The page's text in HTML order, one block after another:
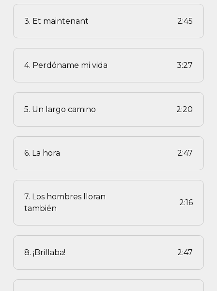
3. Et maintenant 2:45
4. Perdóname mi vida 3:27
5. Un largo camino 2:20
6. La hora 2:47
7. Los hombres lloran
también
2:16
8. ¡Brillaba! 2:47